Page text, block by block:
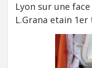
Lyon sur une
L.Grana etain